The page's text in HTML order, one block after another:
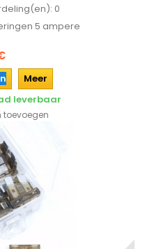
0
5 ampere
Meer
leverbaar
toevoegen